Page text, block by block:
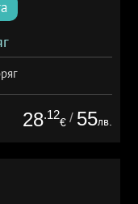
28.12
€ / 55лв.